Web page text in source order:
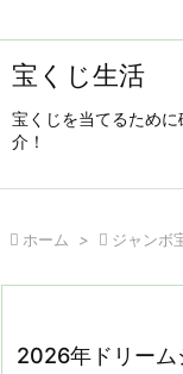
宝くじ生活
宝くじを当てるため
介！
 ホーム >  ジャンボ
2026年ドリーム